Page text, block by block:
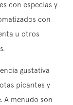
con especias y
con
u otros
gustativa
picantes y
A menudo son